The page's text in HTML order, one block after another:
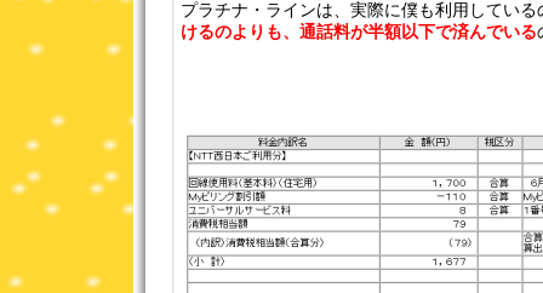
プラチナ・ラインは、実際に僕も利用している
けるのよりも、通話料が半額以下で済んでいる